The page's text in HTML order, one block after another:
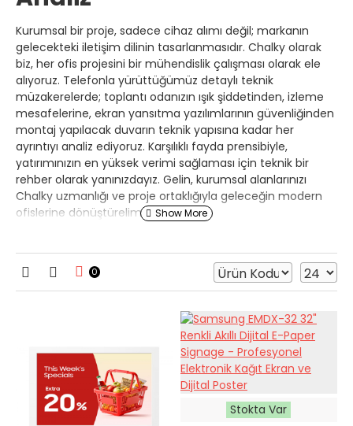
Kurumsal bir proje, sadece cihaz alımı değil; markanın
gelecekteki iletişim dilinin tasarlanmasıdır. Chalky olarak
biz, her ofis projesini bir mühendislik çalışması olarak ele
alıyoruz. Telefonla yürüttüğümüz detaylı teknik
müzakerelerde; toplantı odanızın ışık şiddetinden, izleme
mesafelerine, ekran yansıtma yazılımlarının güvenliğinden
montaj yapılacak duvarın teknik yapısına kadar her
ayrıntıyı analiz ediyoruz. Karşılıklı fayda prensibiyle,
yatırımınızın en yüksek verimi sağlaması için teknik bir
rehber olarak yanınızdayız. Gelin, kurumsal alanlarınızı
Chalky uzmanlığı ve proje ortaklığıyla geleceğin modern
ofislerine dönüştürelim.
0
Stokta Var